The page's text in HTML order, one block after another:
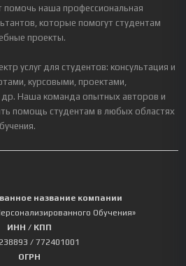
наша профессиональная
которые помогут студентам
проекты.
услуг для студентов: консультация и
курсовыми, проектами,
др. Наша команда опытных авторов и
помощь студентам в любых областях
название компании
Обучения»
ИНН / КПП
/ 772401001
ОГРН